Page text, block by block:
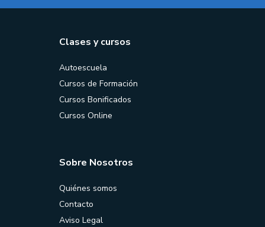
Clases y cursos
Autoescuela
Cursos de Formación
Cursos Bonificados
Cursos Online
Sobre Nosotros
Quiénes somos
Contacto
Aviso Legal